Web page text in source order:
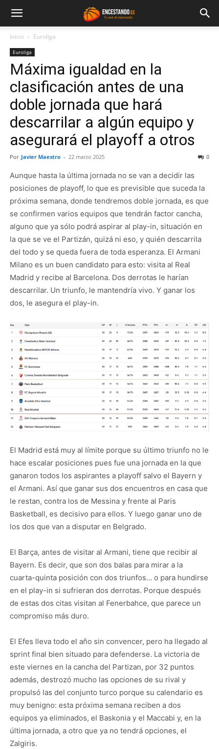
Inicio Euroliga
Euroliga
Máxima igualdad en la
clasificación antes de una
doble jornada que hará
descarrilar a algún equipo y
asegurará el playoff a otros
Por Javier Maestro - 22 marzo 2025 0
Aunque hasta la última jornada no se van a decidir las
posiciones de playoff, lo que es previsible que suceda la
próxima semana, donde tendremos doble jornada, es que
se confirmen varios equipos que tendrán factor cancha,
alguno que ya sólo podrá aspirar al play-in, situación en
la que se ve el Partizán, quizá ni eso, y quién descarrila
del todo y se queda fuera de toda esperanza. El Armani
Milano es un buen candidato para esto: visita al Real
Madrid y recibe al Barcelona. Dos derrotas le harían
descarrilar. Un triunfo, le mantendría vivo. Y ganar los
dos, le asegura el play-in.
El Madrid está muy al límite porque su último triunfo no le
hace escalar posiciones pues fue una jornada en la que
ganaron todos los aspirantes a playoff salvo el Bayern y
el Armani. Así que ganar sus dos encuentros en casa que
le restan, contra los de Messina y frente al Paris
Basketball, es decisivo para ellos. Y luego ganar uno de
los dos que van a disputar en Belgrado.
El Barça, antes de visitar al Armani, tiene que recibir al
Bayern. Es decir, que son dos balas para mirar a la
cuarta-quinta posición con dos triunfos… o para hundirse
en el play-in si sufrieran dos derrotas. Porque después
de estas dos citas visitan al Fenerbahce, que parece un
compromiso más duro.
El Efes lleva todo el año sin convencer, pero ha llegado al
sprint final bien situado para defenderse. La victoria de
este viernes en la cancha del Partizan, por 32 puntos
además, destrozó mucho las opciones de su rival y
propulsó las del conjunto turco porque su calendario es
muy benigno: esta próxima semana reciben a dos
equipos ya eliminados, el Baskonia y el Maccabi y, en la
última jornada, a otro que ya no tendrá opciones, el
Zalgiris.